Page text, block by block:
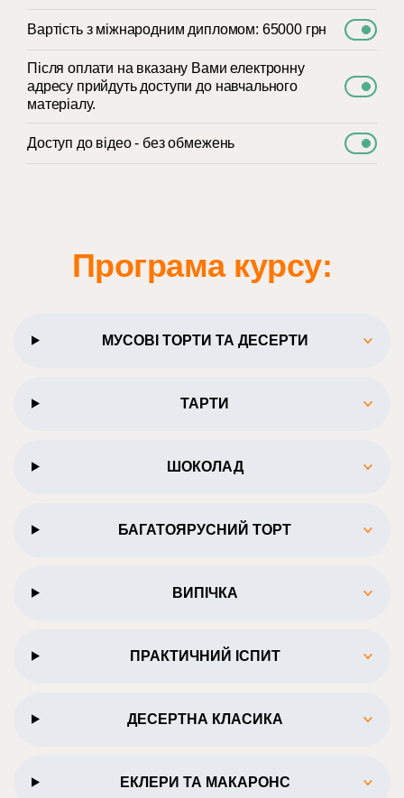
Вартість з міжнародним дипломом: 65000 грн
Після оплати на вказану Вами електронну
адресу прийдуть доступи до навчального
матеріалу.
Доступ до відео - без обмежень
Програма курсу:
МУСОВІ ТОРТИ ТА ДЕСЕРТИ
ТАРТИ
ШОКОЛАД
БАГАТОЯРУСНИЙ ТОРТ
ВИПІЧКА
ПРАКТИЧНИЙ ІСПИТ
ДЕСЕРТНА КЛАСИКА
ЕКЛЕРИ ТА МАКАРОНС